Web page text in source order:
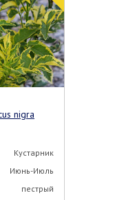
Кустарник
Июнь-Июль
пестрый